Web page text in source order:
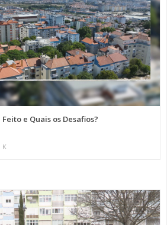
e Quais os Desafios?
K